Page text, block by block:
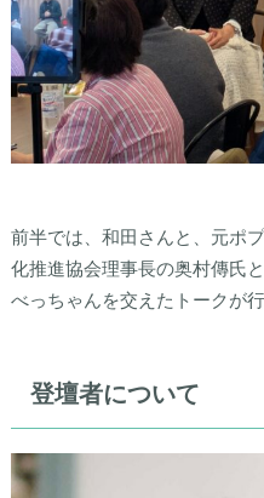
前半では、和田さんと、元ポ
化推進協会理事長の奥村傳氏
べっちゃんを交えたトークが行
登壇者について